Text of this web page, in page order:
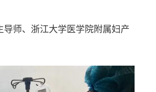
师、浙江大学医学院附属妇产